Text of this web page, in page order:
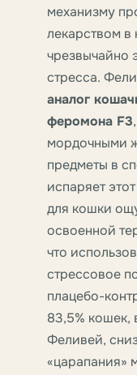
механизму
лекарством в
чрезвычайно
стресса.
аналог
феромона F3
мордочными
предметы в
испаряет
для кошки
освоенной
что
стрессовое
плацебо-
83,5% кошек,
Феливей,
«царапания»